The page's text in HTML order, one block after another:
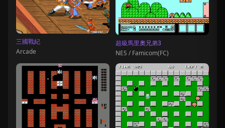
三國戰紀
Arcade
超級馬里奧兄弟3
NES / Famicom(FC)